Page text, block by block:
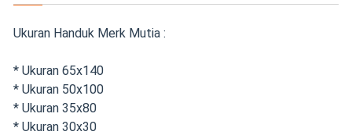
Ukuran Handuk Merk Mutia :
* Ukuran 65x140
* Ukuran 50x100
* Ukuran 35x80
* Ukuran 30x30